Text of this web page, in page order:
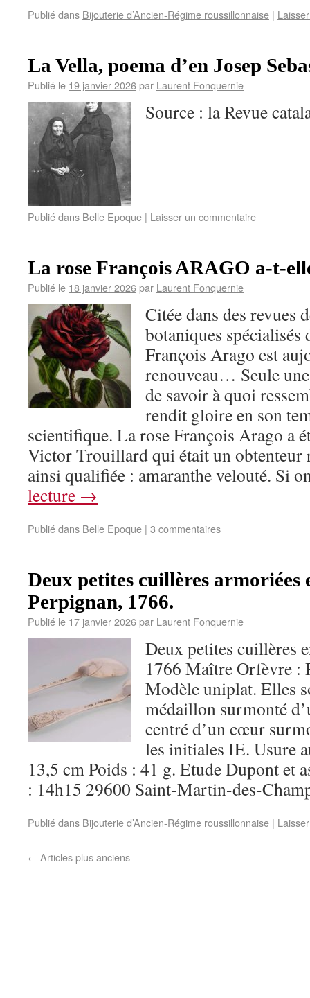
Publié dans Bijouterie d’Ancien-Régime roussillonnaise |
La Vella, poema d’en Josep
Publié le 19 janvier 2026par Laurent Fonquernie
Source : la Revue
Publié dans Belle Epoque | Laisser un commentaire
La rose François ARAGO a-t-
Publié le 18 janvier 2026par Laurent Fonquernie
Citée dans des revues
botaniques spécialisés
François Arago est
renouveau… Seule
de savoir à quoi
rendit gloire en son
scientifique. La rose François Arago a
Victor Trouillard qui était un obtenteur
ainsi qualifiée : amaranthe velouté. Si
lecture →
Publié dans Belle Epoque | 3 commentaires
Deux petites cuillères armoriées
Perpignan, 1766.
Publié le 17 janvier 2026par Laurent Fonquernie
Deux petites cuillères
1766 Maître Orfèvre :
Modèle uniplat. Elles
médaillon surmonté
centré d’un cœur
les initiales IE. Usure
13,5 cm Poids : 41 g. Etude Dupont et
: 14h15 29600 Saint-Martin-des-
Publié dans Bijouterie d’Ancien-Régime roussillonnaise |
← Articles plus anciens